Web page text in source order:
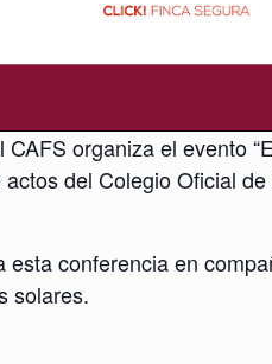
organiza el evento
del Colegio Oficial
conferencia en
solares.